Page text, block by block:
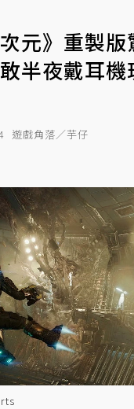
元》重製
半夜戴耳機
遊戲角落／芋仔